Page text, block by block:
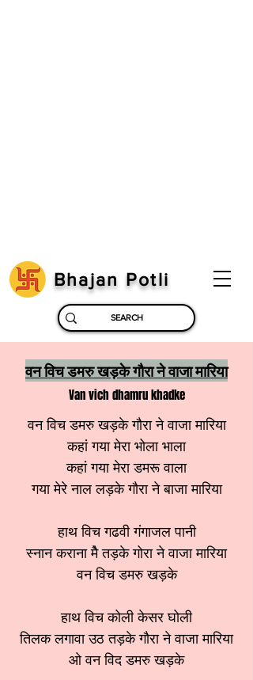
Bhajan Potli
वन विच डमरु खड़के गौरा ने वाजा मारिया
Van vich dhamru khadke
वन विच डमरु खड़के गौरा ने वाजा मारिया
कहां गया मेरा भोला भाला
कहां गया मेरा डमरू वाला
गया मेरे नाल लड़के गौरा ने बाजा मारिया
हाथ विच गढवी गंगाजल पानी
स्नान कराना मेै तड़के गोरा ने वाजा मारिया
वन विच डमरु खड़के
हाथ विच कोली केसर घोली
तिलक लगावा उठ तड़के गौरा ने वाजा मारिया
ओ वन विद डमरु खड़के